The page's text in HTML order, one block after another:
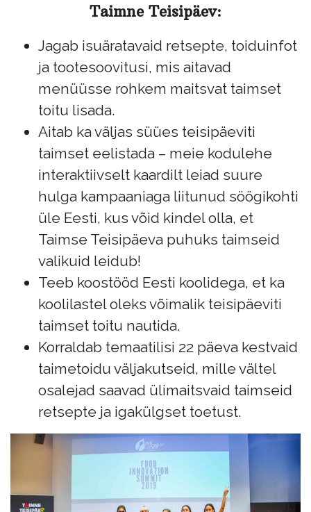
Taimne Teisipäev:
Jagab isuäratavaid retsepte, toiduinfot
ja tootesoovitusi, mis aitavad
menüüsse rohkem maitsvat taimset
toitu lisada.
Aitab ka väljas süües teisipäeviti
taimset eelistada – meie kodulehe
interaktiivselt kaardilt leiad suure
hulga kampaaniaga liitunud söögikohti
üle Eesti, kus võid kindel olla, et
Taimse Teisipäeva puhuks taimseid
valikuid leidub!
Teeb koostööd Eesti koolidega, et ka
koolilastel oleks võimalik teisipäeviti
taimset toitu nautida.
Korraldab temaatilisi 22 päeva kestvaid
taimetoidu väljakutseid, mille vältel
osalejad saavad ülimaitsvaid taimseid
retsepte ja igakülgset toetust.